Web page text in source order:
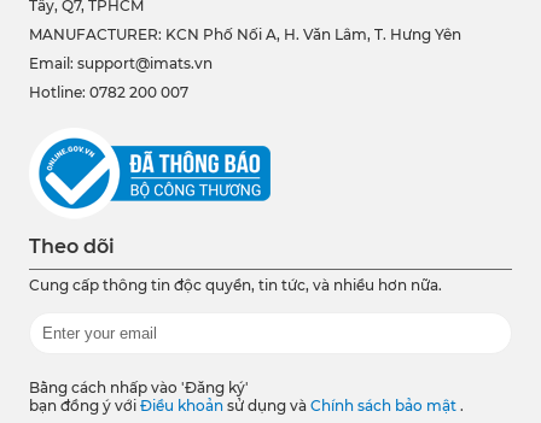
Tây, Q7, TPHCM
MANUFACTURER: KCN Phố Nối A, H. Văn Lâm, T. Hưng Yên
Email: support@imats.vn
Hotline: 0782 200 007
Theo dõi
Cung cấp thông tin độc quyền, tin tức, và nhiều hơn nữa.
Bằng cách nhấp vào 'Đăng ký'
bạn đồng ý với Điều khoản sử dụng và Chính sách bảo mật .